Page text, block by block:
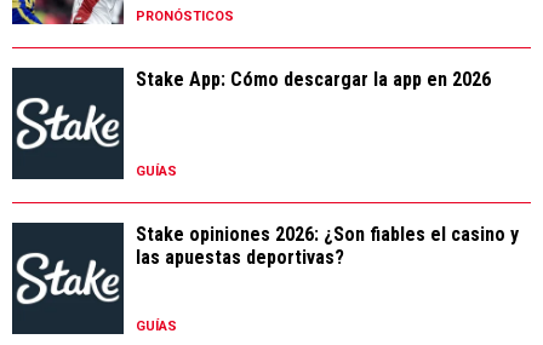
PRONÓSTICOS
Stake App: Cómo descargar la app en 2026
GUÍAS
Stake opiniones 2026: ¿Son fiables el casino y
las apuestas deportivas?
GUÍAS